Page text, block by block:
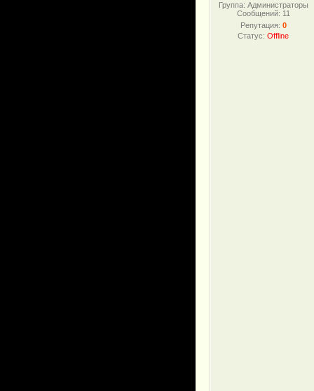
Группа: Администраторы
Сообщений: 11
Репутация: 0
Статус:Offline